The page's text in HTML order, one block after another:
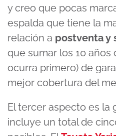
y creo que pocas
espalda que tiene la
relación a postventa y
que sumar los 10 años
ocurra primero) de
mejor cobertura del
El tercer aspecto es la
incluye un total de